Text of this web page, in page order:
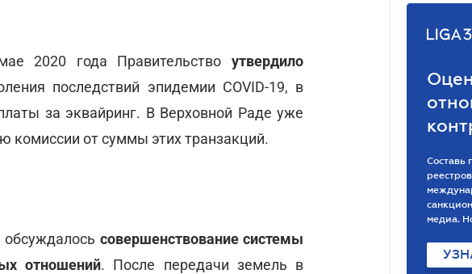
2020 года Правительство утвердило
последствий эпидемии COVID-19, в
за эквайринг. В Верховной Раде уже
комиссии от суммы этих транзакций.
совершенствование системы
отношений. После передачи земель в
Составь
медиа.